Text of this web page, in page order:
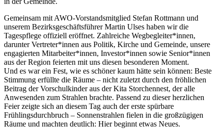
Gemeinsam mit AWO-Vorstandsmitglied Stefan Rottmann und
unserem Bezirksgeschäftsführer Martin Ulses haben wir die
Tagespflege offiziell eröffnet. Zahlreiche Wegbegleiter*innen,
darunter Vertreter*innen aus Politik, Kirche und Gemeinde, unsere
engagierten Mitarbeiter*innen, Investor*innen sowie Senior*innen
aus der Region feierten mit uns diesen besonderen Moment.
Und es war ein Fest, wie es schöner kaum hätte sein können: Beste
Stimmung erfüllte die Räume – nicht zuletzt durch den fröhlichen
Beitrag der Vorschulkinder aus der Kita Storchennest, der alle
Anwesenden zum Strahlen brachte. Passend zu dieser herzlichen
Feier zeigte sich an diesem Tag auch der erste spürbare
Frühlingsdurchbruch – Sonnenstrahlen fielen in die großzügigen
Räume und machten deutlich: Hier beginnt etwas Neues.